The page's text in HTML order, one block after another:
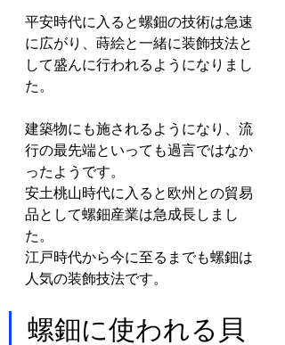
平安時代に入ると螺鈿の技術は急速
に広がり、蒔絵と一緒に装飾技法と
して盛んに行われるようになりまし
た。
建築物にも施されるようになり、流
行の最先端といっても過言ではなか
ったようです。
安土桃山時代に入ると欧州との貿易
品として螺鈿産業は急成長しまし
た。
江戸時代から今に至るまでも螺鈿は
人気の装飾技法です。
螺鈿に使われる貝